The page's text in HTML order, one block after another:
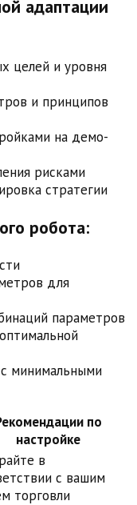
адаптации
целей и уровня
и принципов
на демо-
рисками
стратегии
робота:
для
параметров
минимальными
по
настройке
в
с вашим
торговли